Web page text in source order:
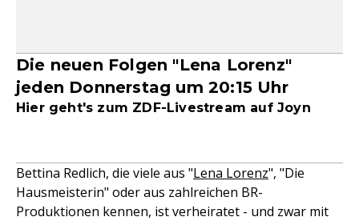
Die neuen Folgen "Lena Lorenz"
jeden Donnerstag um 20:15 Uhr
Hier geht's zum ZDF-Livestream auf Joyn
Bettina Redlich, die viele aus "Lena Lorenz", "Die
Hausmeisterin" oder aus zahlreichen BR-
Produktionen kennen, ist verheiratet - und zwar mit